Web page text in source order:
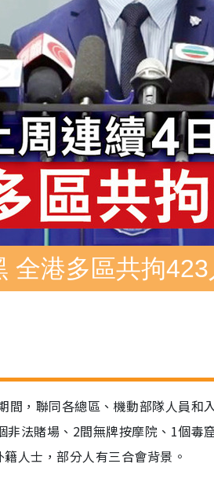
全港多區共拘423
，聯同各總區、機動部隊人員和
法賭場、2間無牌按摩院、1個毒
人士，部分人有三合會背景。